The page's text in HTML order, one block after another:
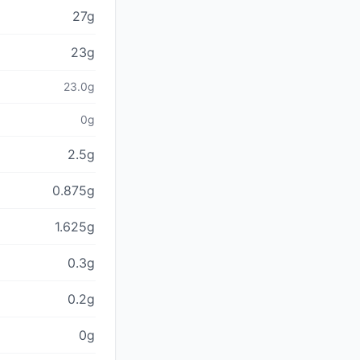
27g
23g
23.0g
0g
2.5g
0.875g
1.625g
0.3g
0.2g
0g